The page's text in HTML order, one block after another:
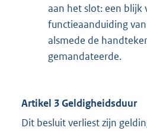
aan het slot: een blijk
functieaanduiding
alsmede de
gemandateerde.
Artikel 3 Geldigheidsduur
Dit besluit verliest zijn